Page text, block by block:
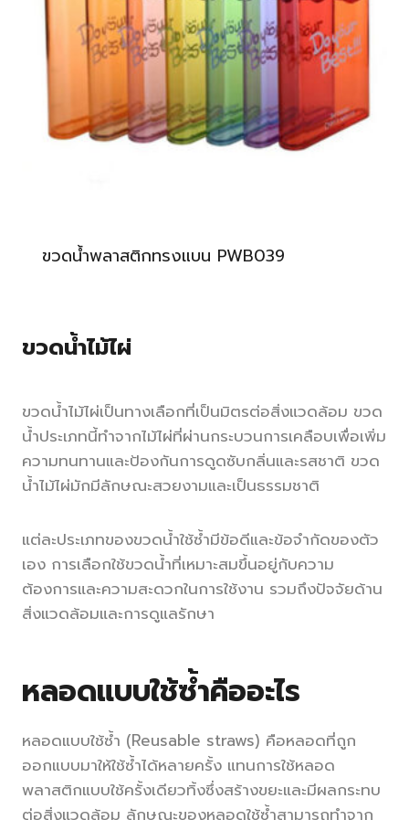
ขวดน้ำพลาสติกทรงแบน PWB039
ขวดน้ำไม้ไผ่
ขวดน้ำไม้ไผ่เป็นทางเลือกที่เป็นมิตรต่อสิ่งแวดล้อม ขวด
น้ำประเภทนี้ทำจากไม้ไผ่ที่ผ่านกระบวนการเคลือบเพื่อเพิ่ม
ความทนทานและป้องกันการดูดซับกลิ่นและรสชาติ ขวด
น้ำไม้ไผ่มักมีลักษณะสวยงามและเป็นธรรมชาติ
แต่ละประเภทของขวดน้ำใช้ซ้ำมีข้อดีและข้อจำกัดของตัว
เอง การเลือกใช้ขวดน้ำที่เหมาะสมขึ้นอยู่กับความ
ต้องการและความสะดวกในการใช้งาน รวมถึงปัจจัยด้าน
สิ่งแวดล้อมและการดูแลรักษา
หลอดแบบใช้ซ้ำคืออะไร
หลอดแบบใช้ซ้ำ (Reusable straws) คือหลอดที่ถูก
ออกแบบมาให้ใช้ซ้ำได้หลายครั้ง แทนการใช้หลอด
พลาสติกแบบใช้ครั้งเดียวทิ้งซึ่งสร้างขยะและมีผลกระทบ
ต่อสิ่งแวดล้อม ลักษณะของหลอดใช้ซ้ำสามารถทำจาก